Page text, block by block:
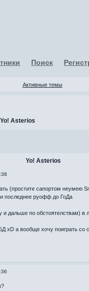
Поиск
Активные темы
Yo! Asterios
Yo! Asterios
(простите сапортом неумею
последнее руофф до ГоДа
и дальше по обстоятелствам) в
xD а вообще хочу поиграть